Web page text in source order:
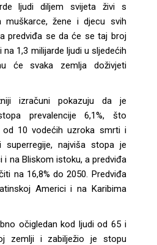
ljudi diljem svijeta živi s
muškarce, žene i djecu svih
predviđa se da će se taj broj
1,3 milijarde ljudi u sljedećih
će svaka zemlja doživjeti
izračuni pokazuju da je
prevalencije 6,1%, što
od 10 vodećih uzroka smrti i
superregije, najviša stopa je
i na Bliskom istoku, a predviđa
na 16,8% do 2050. Predviđa
Americi i na Karibima
očigledan kod ljudi od 65 i
zemlji i zabilježio je stopu